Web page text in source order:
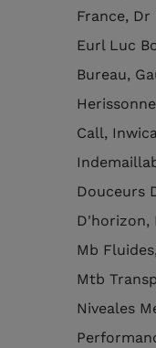
France, Dr
Eurl Luc
Bureau,
Call,
Douceurs
D'horizon,
Mb
Mtb
Niveales